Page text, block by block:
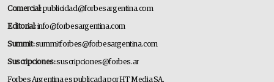
Comercial:publicidad@forbesargentina.com
Editorial:info@forbesargentina.com
Summit:summitforbes@forbesargentina.com
Suscripciones:suscripciones@forbes.ar
Forbes Argentina es publicada por HT Media SA.